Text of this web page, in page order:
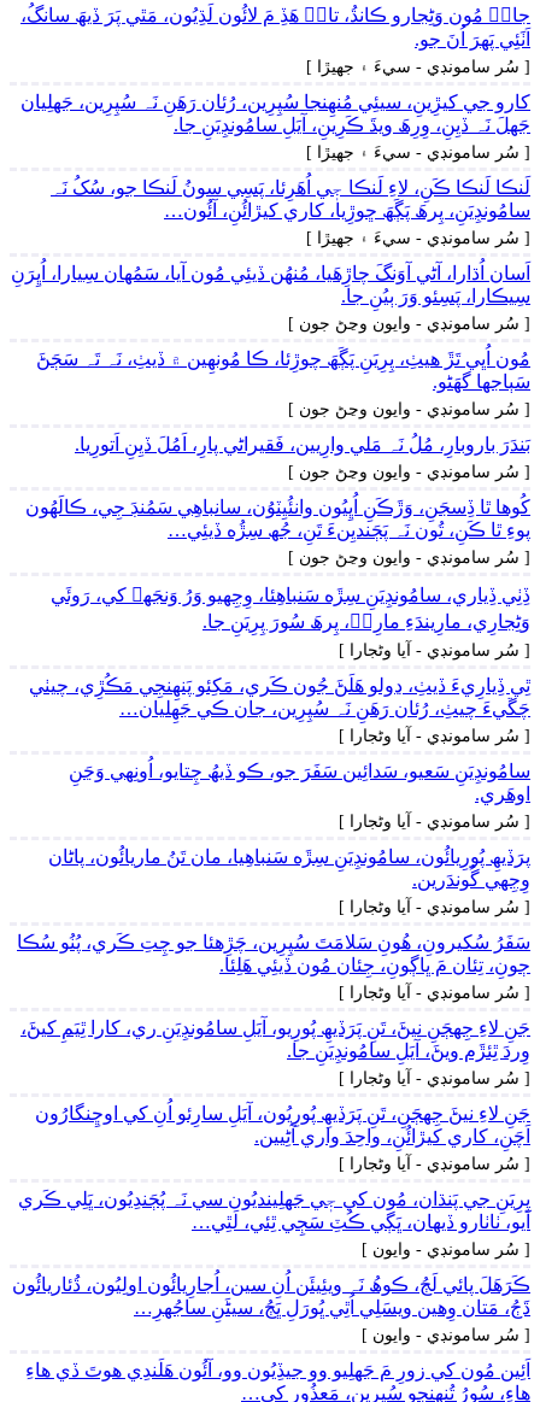
جانۡ مُون وَڻِجارو ڪانڌُ، تانۡ ھَڏِ مَ لائُون لَڌِيُون، مَٿي پَرَ ڏيھَ سانگُ،
اَٺَئِي پَھرَ اُنَ جو.
[ سُر سامونڊي - سيءَ ۽ جهيڙا ]
کارو جي کيڙِينِ، سيئِي مُنھِنجا سُپِرِين، رُئان رَھَنِ نَہ سُپِرِين، جَهلِيان
جَهلَ نَہ ڏيِنِ، وِرِھَ ويڌَ ڪَرِينِ، آيَلِ سامُونڊِيَنِ جا.
[ سُر سامونڊي - سيءَ ۽ جهيڙا ]
لَنڪا لَنڪا ڪَنِ، لاءِ لَنڪا جٖي اُھَرِئا، پَسِي سونُ لَنڪا جو، سُکُ نَہ
سامُونڊِيَنِ، پِرھَ پَڳَھَ ڇوڙِيا، کاري کيڙائُنِ، آئُون…
[ سُر سامونڊي - سيءَ ۽ جهيڙا ]
اَسان اُڌارا، آڻي آوَنگَ چاڙِھَيا، مُنھُن ڏيئِي مُون آيا، سَمُهان سِيارا، اُڀِرَنِ
سِيڪارا، پَسِئو وَرَ ٻيُنِ جا.
[ سُر سامونڊي - وايون وڃڻ جون ]
مُون اُڀي تَڙَ ھيٺِ، پِرِيَنِ پَڳَھَ چوڙِئا، ڪا مُونھِين ۾ ڏيٺِ، نَہ تَہ سَڄَڻَ
سَٻاجها گهَڻو.
[ سُر سامونڊي - وايون وڃڻ جون ]
بَندَرَ باروبارِ، مُلُ نَہ مَلي وارِيين، فَقيراڻي پارِ، اَمُلَ ڏيِنِ اَتورِيا.
[ سُر سامونڊي - وايون وڃڻ جون ]
کُوھا ٿا ڏِسجَنِ، وَڙَڪَنِ اُڀِيُون وانئُيِٽوُن، سانباھِي سَمُنڊَ جِي، ڪالَهُون
پوءِ ٿا ڪَنِ، تُون نَہ پَڄَنديِنءَ تَنِ، جُھ سِڙُه ڏيئِي…
[ سُر سامونڊي - وايون وڃڻ جون ]
ڏِٺِي ڏِياري، سامُونڊِيَنِ سِڙَه سَنباھِئا، وِجِهيو وَرُ وَنجَهہ کي، رَوئَي
وَڻِجارِي، مارِيندَءِ مارِيۡ، پِرھَ سُورَ پِرِيَنِ جا.
[ سُر سامونڊي - آيا وڻجارا ]
ٿِي ڏِيارِيءَ ڏيٺِ، ڍولو ھَلَڻَ جُون ڪَري، مَکِئو پَنھِنجِي مَڪُڙِي، چيٺي
چَڱيءَ چيٺِ، رُئان رَھَنِ نَہ سُپِرِين، جان ڪي جَهِليان…
[ سُر سامونڊي - آيا وڻجارا ]
سامُونڊِيَنِ سَعيو، سَدائِين سَفَرَ جو، ڪو ڏيھُ چِتايو، اُونِهي وَڃَنِ
اوھَري.
[ سُر سامونڊي - آيا وڻجارا ]
پرَڏيھِ پُورِيائُون، سامُونڊِيَنِ سِڙَه سَنباھِيا، مان تَنُ ماريائُون، پاڻان
وِجِهي گُوندَرين.
[ سُر سامونڊي - آيا وڻجارا ]
سَفَرُ سُکيرونِ، ھُونِ سَلامَتَ سُپِرِين، چَڙِهئا جو چِتِ ڪَري، پُنُو سُڪا
ڄونِ، تِئان مَ ڀاڳونِ، جِئان مُون ڏيئِي ھَلِئا.
[ سُر سامونڊي - آيا وڻجارا ]
جَنِ لاءِ جِهڄَنِ نيڻَ، تَنِ پَرَڏيھِ پُورِيو، آيَلِ سامُونڊِيَنِ ري، کارا ٿِيَمِ کيڻَ،
وِردَ ٿِئڙَم ويڻَ، آيَلِ سامُونڊِيَنِ جا.
[ سُر سامونڊي - آيا وڻجارا ]
جَنِ لاءِ نيڻَ جِهڄَنِ، تَنِ پَرَڏيھِ پُورِيُون، آيَلِ سارِئو اُنِ کي اوڇِنگارُون
اَچَنِ، کاري کيڙائُنِ، واحِدَ واري آڻِيين.
[ سُر سامونڊي - آيا وڻجارا ]
پِرِيَنِ جي پَنڌان، مُون کي جٖي جَهلِينديُون سي نَہ پُڄَندِيُون، ڀَلِي ڪَري
آيو، ٺاٺارو ڏيھان، ڀَڳي ڪُٽِ سَڄِي ٿِئي، لَٿِي…
[ سُر سامونڊي - وايون ]
ڪَرَھَلَ پائي لَڄُ، ڪوھُ نَہ ويئِيئَن اُنِ سين، اُجارِيائُون اولِيُون، ڌُئاريائُون
ڌَڄُ، مَتان وِھين ويسَلِي اُٿِي ڀُورَلِ ڀَڄُ، سيڻَنِ ساجُهرِ…
[ سُر سامونڊي - وايون ]
اَئِين مُون کي زورِ مَ جَهلِيو وو جيڏِيُون وو، آئُون ھَلَندِي ھوتَ ڏي ھاءِ
ھاءِ، سُورُ تُنھِنجو سُپِرِين، مَعذُورِ کي…